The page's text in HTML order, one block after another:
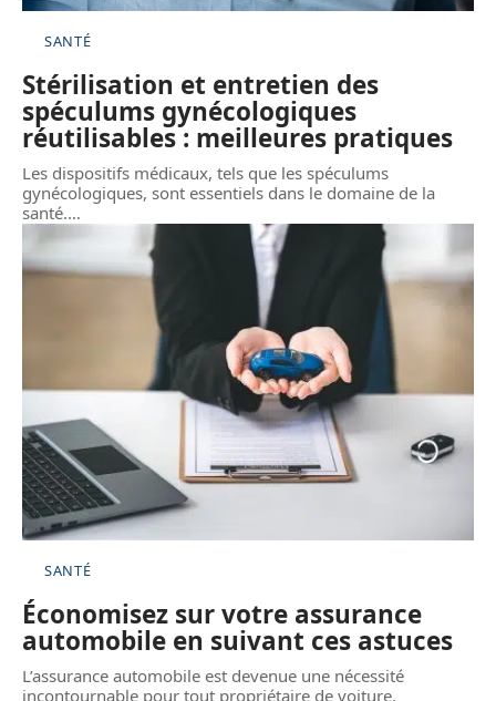
SANTÉ
Stérilisation et entretien des
spéculums gynécologiques
réutilisables : meilleures pratiques
Les dispositifs médicaux, tels que les spéculums
gynécologiques, sont essentiels dans le domaine de la
santé.…
SANTÉ
Économisez sur votre assurance
automobile en suivant ces astuces
L’assurance automobile est devenue une nécessité
incontournable pour tout propriétaire de voiture.